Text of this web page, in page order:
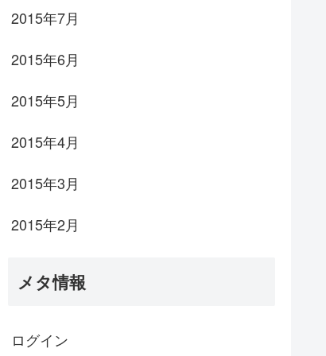
2015年7月
2015年6月
2015年5月
2015年4月
2015年3月
2015年2月
メタ情報
ログイン